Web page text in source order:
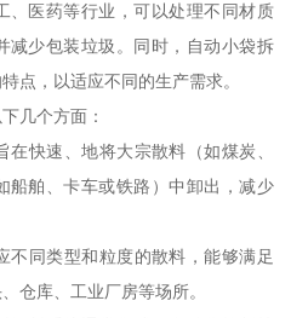
、医药等行业，可以处理不同材质
减少包装垃圾。同时，自动小袋拆
点，以适应不同的生产需求。
几个方面：
快速、地将大宗散料（如煤炭、
船舶、卡车或铁路）中卸出，减少
同类型和粒度的散料，能够满足
仓库、工业厂房等场所。